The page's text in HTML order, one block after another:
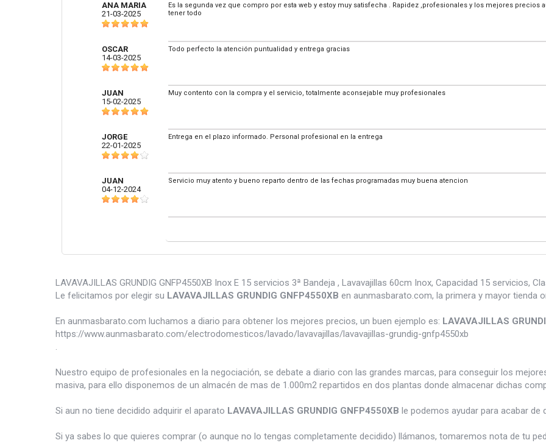
ANA MARIA
21-03-2025
Es la segunda vez que compro por esta web y estoy muy satisfecha . Rapidez ,profesionales y los mejores
tener todo
OSCAR
14-03-2025
Todo perfecto la atención puntualidad y entrega gracias
JUAN
15-02-2025
Muy contento con la compra y el servicio, totalmente aconsejable muy profesionales
JORGE
22-01-2025
Entrega en el plazo informado. Personal profesional en la entrega
JUAN
04-12-2024
Servicio muy atento y bueno reparto dentro de las fechas programadas muy buena atencion
LAVAVAJILLAS GRUNDIG GNFP4550XB Inox E 15 servicios 3ª Bandeja , Lavavajillas 60cm Inox, Capacidad 15 servicios,
Le felicitamos por elegir su LAVAVAJILLAS GRUNDIG GNFP4550XB en aunmasbarato.com, la primera y mayor tienda
En aunmasbarato.com luchamos a diario para obtener los mejores precios, un buen ejemplo es: LAVAVAJILLAS
https://www.aunmasbarato.com/electrodomesticos/lavado/lavavajillas/lavavajillas-grundig-gnfp4550xb
.
Nuestro equipo de profesionales en la negociación, se debate a diario con las grandes marcas, para conseguir los
masiva, para ello disponemos de un almacén de mas de 1.000m2 repartidos en dos plantas donde almacenar dichas
Si aun no tiene decidido adquirir el aparato LAVAVAJILLAS GRUNDIG GNFP4550XB le podemos ayudar para acabar de
Si ya sabes lo que quieres comprar (o aunque no lo tengas completamente decidido) llámanos, tomaremos nota de tu